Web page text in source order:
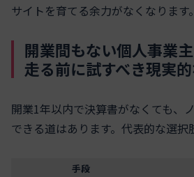
サイトを育てる余力がなくなります。
開業間もない個人事業
走る前に試すべき現実
開業1年以内で決算書がなくても、
できる道はあります。代表的な選択
手段